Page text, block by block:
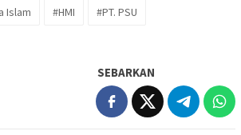
Islam #HMI
#PT. PSU
SEBARKAN